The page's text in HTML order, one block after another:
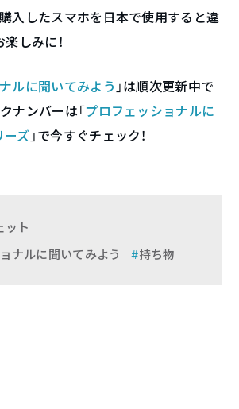
入したスマホを日本で使用すると違
楽しみに！
ルに聞いてみよう 」は順次更新中で
ナンバーは「プロフェッショナルに
ーズ 」で今すぐチェック！
ット
ナルに聞いてみよう
持ち物